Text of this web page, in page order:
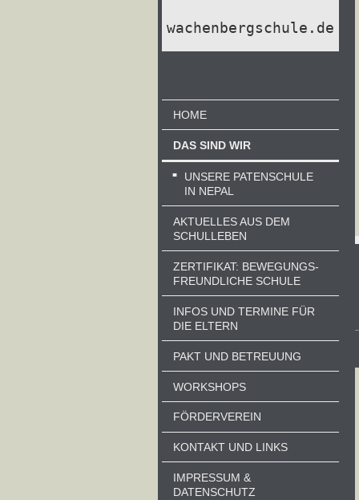
wachenbergschule.de
HOME
DAS SIND WIR
UNSERE PATENSCHULE
IN NEPAL
AKTUELLES AUS DEM
SCHULLEBEN
ZERTIFIKAT: BEWEGUNGS-
FREUNDLICHE SCHULE
INFOS UND TERMINE FÜR
DIE ELTERN
PAKT UND BETREUUNG
WORKSHOPS
FÖRDERVEREIN
KONTAKT UND LINKS
IMPRESSUM &
DATENSCHUTZ